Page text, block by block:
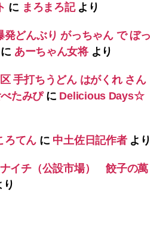
に まろまろ記より
どんぶり がっちゃん で ぼっ
あーちゃん女将より
手打ちうどん はがくれ さん
たみぴに Delicious Days☆
ろてん に 中土佐日記作者より
イチ（公設市場） 餃子の萬